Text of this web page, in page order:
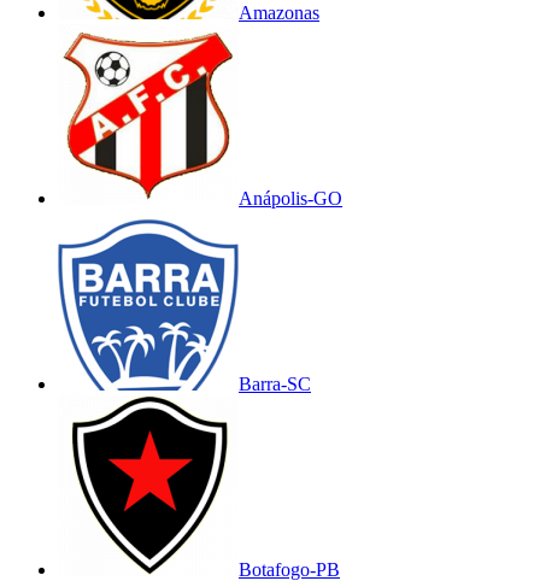
Amazonas
Anápolis-GO
Barra-SC
Botafogo-PB